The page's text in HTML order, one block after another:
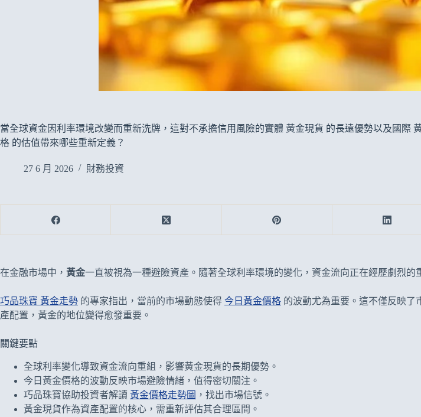
當全球資金因利率環境改變而重新洗牌，這對不承擔信用風險的實體 黃金現貨 的長遠優勢以及國際
格 的估值帶來哪些重新定義？
27 6 月 2026 財務投資
在金融市場中， 黃金一直被視為一種避險資產。隨著全球利率環境的變化，資金流向正在經歷劇烈
巧品珠寶 黃金走勢 的專家指出，當前的市場動態使得 今日黃金價格 的波動尤為重要。這不僅反映了
產配置，黃金的地位變得愈發重要。
關鍵要點
全球利率變化導致資金流向重組，影響黃金現貨的長期優勢。
今日黃金價格的波動反映市場避險情緒，值得密切關注。
巧品珠寶協助投資者解讀 黃金價格走勢圖 ，找出市場信號。
黃金現貨作為資產配置的核心，需重新評估其合理區間。